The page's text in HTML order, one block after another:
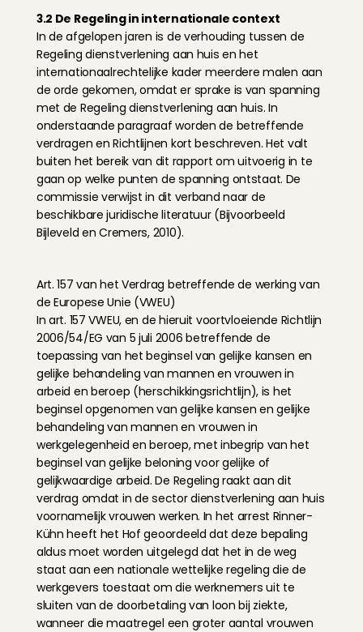
3.2 De Regeling in internationale context
In de afgelopen jaren is de verhouding tussen de
Regeling dienstverlening aan huis en het
internationaalrechtelijke kader meerdere malen aan
de orde gekomen, omdat er sprake is van spanning
met de Regeling dienstverlening aan huis. In
onderstaande paragraaf worden de betreffende
verdragen en Richtlijnen kort beschreven. Het valt
buiten het bereik van dit rapport om uitvoerig in te
gaan op welke punten de spanning ontstaat. De
commissie verwijst in dit verband naar de
beschikbare juridische literatuur (Bijvoorbeeld
Bijleveld en Cremers, 2010).
Art. 157 van het Verdrag betreffende de werking van
de Europese Unie (VWEU)
In art. 157 VWEU, en de hieruit voortvloeiende Richtlijn
2006/54/EG van 5 juli 2006 betreffende de
toepassing van het beginsel van gelijke kansen en
gelijke behandeling van mannen en vrouwen in
arbeid en beroep (herschikkingsrichtlijn), is het
beginsel opgenomen van gelijke kansen en gelijke
behandeling van mannen en vrouwen in
werkgelegenheid en beroep, met inbegrip van het
beginsel van gelijke beloning voor gelijke of
gelijkwaardige arbeid. De Regeling raakt aan dit
verdrag omdat in de sector dienstverlening aan huis
voornamelijk vrouwen werken. In het arrest Rinner-
Kühn heeft het Hof geoordeeld dat deze bepaling
aldus moet worden uitgelegd dat het in de weg
staat aan een nationale wettelijke regeling die de
werkgevers toestaat om die werknemers uit te
sluiten van de doorbetaling van loon bij ziekte,
wanneer die maatregel een groter aantal vrouwen